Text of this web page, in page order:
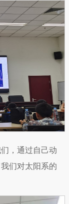
，通过自己动
们对太阳系的